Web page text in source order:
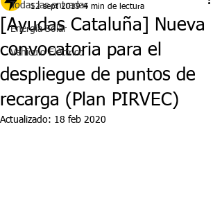
Todas las entradas
Energía Solar
Vehículo Eléctrico
[Ayudas Cataluña] Nueva
convocatoria para el
despliegue de puntos de
recarga (Plan PIRVEC)
12 sept 2019 4 min de lectura
Actualizado: 18 feb 2020